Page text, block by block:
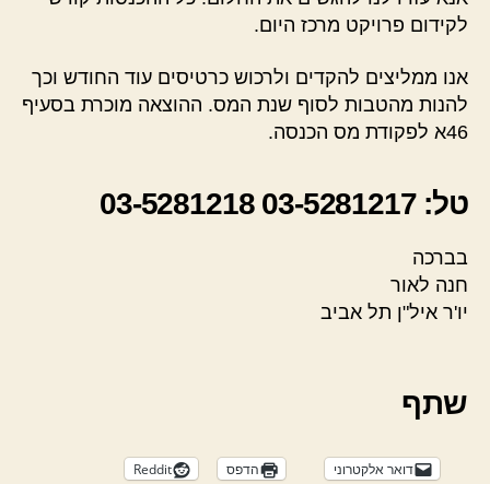
לקידום פרויקט מרכז היום.
אנו ממליצים להקדים ולרכוש כרטיסים עוד החודש וכך
להנות מהטבות לסוף שנת המס. ההוצאה מוכרת בסעיף
46א לפקודת מס הכנסה.
טל: 03-5281217 03-5281218
בברכה
חנה לאור
יו'ר איל"ן תל אביב
שתף
דואר אלקטרוני הדפס
Reddit